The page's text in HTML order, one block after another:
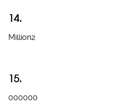
14.
Million2
15.
000000